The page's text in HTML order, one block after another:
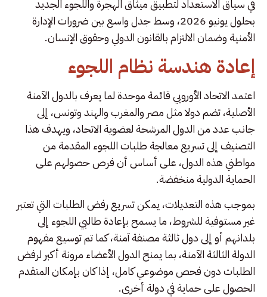
في سياق الاستعداد لتطبيق ميثاق الهجرة واللجوء الجديد
بحلول يونيو 2026، وسط جدل واسع بين ضرورات الإدارة
الأمنية وضمان الالتزام بالقانون الدولي وحقوق الإنسان.
إعادة هندسة نظام اللجوء
اعتمد الاتحاد الأوروبي قائمة موحدة لما يعرف بالدول الآمنة
الأصلية، تضم دولا مثل مصر والمغرب والهند وتونس، إلى
جانب عدد من الدول المرشحة لعضوية الاتحاد، ويهدف هذا
التصنيف إلى تسريع معالجة طلبات اللجوء المقدمة من
مواطني هذه الدول، على أساس أن فرص حصولهم على
الحماية الدولية منخفضة.
بموجب هذه التعديلات، يمكن تسريع رفض الطلبات التي تعتبر
غير مستوفية للشروط، ما يسمح بإعادة طالبي اللجوء إلى
بلدانهم أو إلى دول ثالثة مصنفة آمنة، كما تم توسيع مفهوم
الدولة الثالثة الآمنة، بما يمنح الدول الأعضاء مرونة أكبر لرفض
الطلبات دون فحص موضوعي كامل، إذا كان بإمكان المتقدم
الحصول على حماية في دولة أخرى.